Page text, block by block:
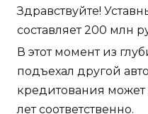
Здравствуйте!
составляет 200 млн
В этот момент из
подъехал другой
кредитования может
лет соответственно.